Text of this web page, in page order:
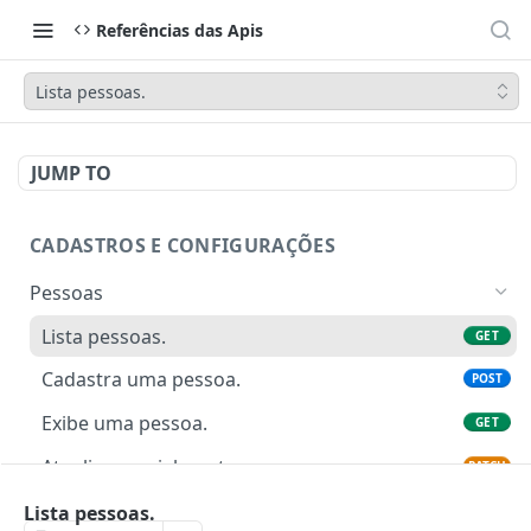
Referências das Apis
Lista pessoas.
JUMP TO
CADASTROS E CONFIGURAÇÕES
Pessoas
Lista pessoas.
GET
Cadastra uma pessoa. POST
Exibe uma pessoa. GET
Atualiza parcialmente uma pessoa. PATCH
Profissões
Lista pessoas.